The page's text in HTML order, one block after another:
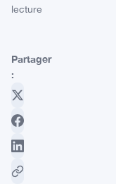
lecture
Partager
: